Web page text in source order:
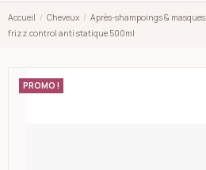
Accueil Cheveux Après-shampoings & masques
frizz control anti statique 500ml
PROMO !